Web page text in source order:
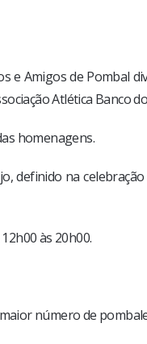
e Amigos de Pombal
Atlética Banco
homenagens.
definido na
às 20h00.
número de